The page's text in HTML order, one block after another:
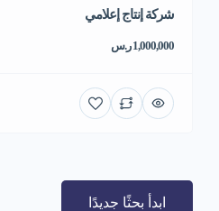
شركة إنتاج إعلامي
1,000,000 ر.س
ابدأ بحثًا جديدًا